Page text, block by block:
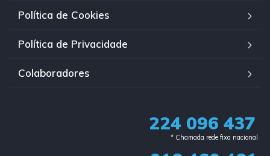
Política de Cookies
Política de Privacidade
Colaboradores
224 096 437
* Chamada rede fixa nacional​